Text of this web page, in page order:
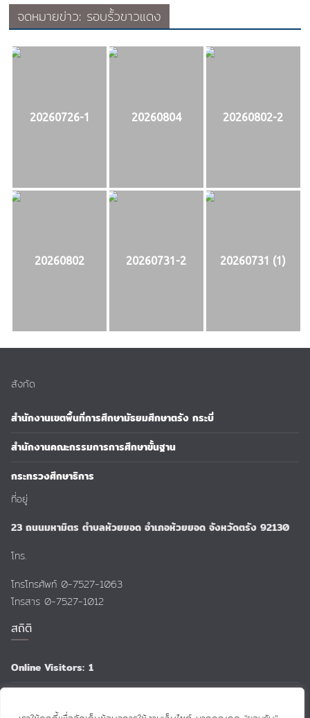
จดหมายข่าว: รอบรั้วขาวแดง
20260726-1 20260804 20260802-2
20260802 20260731-2 20260731 (1)
สังกัด
สำนักงานเขตพื้นที่การศึกษามัธยมศึกษาตรัง กระบี่
สำนักงานคณะกรรมการการศึกษาขั้นฐาน
กระทรวงศึกษาธิการ
ที่อยู่
23 ถนนมหามิตร ตำบลห้วยยอด อำเภอห้วยยอด จังหวัดตรัง 92130
โทร.
โทรโทรศัพท์ 0-7527-1063
โทรสาร 0-7527-1012
สถิติ
Online Visitors: 1